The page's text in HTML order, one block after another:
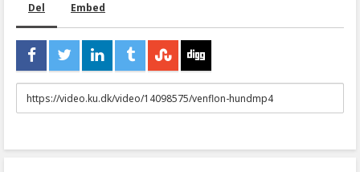
Del Embed
URL
to